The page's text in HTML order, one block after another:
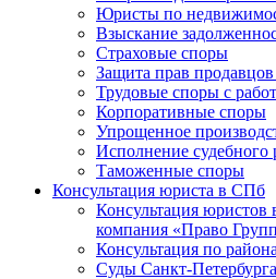
Юристы по
Взыскание
Страховые споры
Защита прав
Трудовые споры с
Корпоративные споры
Упрощенное
Исполнение судебного
Таможенные споры
Консультация юриста в СПб
Консультация
компания «Право
Консультация по
Суды Санкт-